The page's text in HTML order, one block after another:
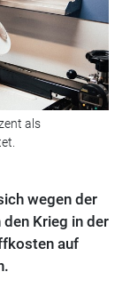
als
wegen der
Krieg in der
auf